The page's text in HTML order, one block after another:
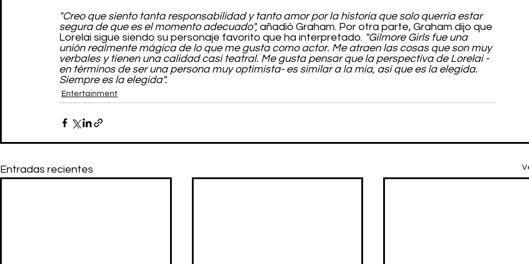
"Creo que siento tanta responsabilidad y tanto amor por la historia que solo querría estar
segura de que es el momento adecuado", añadió Graham. Por otra parte, Graham dijo que
Lorelai sigue siendo su personaje favorito que ha interpretado. "Gilmore Girls fue una
unión realmente mágica de lo que me gusta como actor. Me atraen las cosas que son muy
verbales y tienen una calidad casi teatral. Me gusta pensar que la perspectiva de Lorelai -
en términos de ser una persona muy optimista- es similar a la mía, así que es la elegida.
Siempre es la elegida".
Entertainment
Entradas recientes